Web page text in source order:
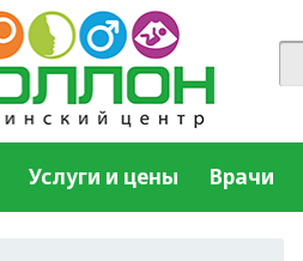
Услуги и цены Врачи